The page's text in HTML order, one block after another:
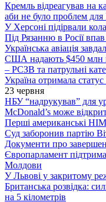
Кремль відреагував на
аби не було проблем
У Херсоні підірвали
Під Рязанню в Росії
Українська авіація
США надають $450 млн
– РСЗВ та патрульні
Україна отримала
23 червня
НБУ “надрукував” для
McDonald’s може
Перші американські
Суд заборонив партію
Документи про
Європарламент
Молдови
У Львові у закритому
Британська розвідка:
на 5 кілометрів